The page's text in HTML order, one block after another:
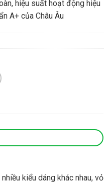
hiệu suất hoạt động hiệu
A+ của Châu Âu
kiểu dáng khác nhau, vỏ